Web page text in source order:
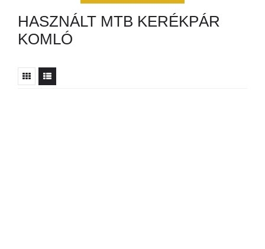
HASZNÁLT MTB KERÉKPÁR
KOMLÓ